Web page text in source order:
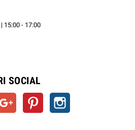
15:00 - 17:00
SOCIAL
Google+ Pinterest